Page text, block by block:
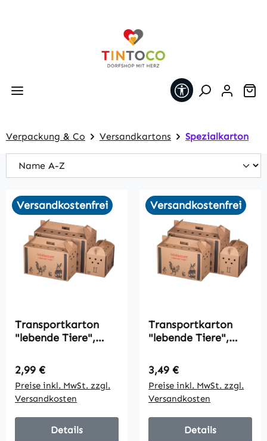
Werkzeugleiste
Verpackung & Co Versandkartons Spezialkarton
Versandkostenfrei
Transportkarton
"lebende Tiere",
braun, 1-wellig,
VPE10
Regulärer Preis:
2,99 €
Preise inkl. MwSt. zzgl.
Versandkosten
Details
Versandkostenfrei
Transportkarton
"lebende Tiere",
braun, 1-wellig,
VPE10
Regulärer Preis:
3,49 €
Preise inkl. MwSt. zzgl.
Versandkosten
Details